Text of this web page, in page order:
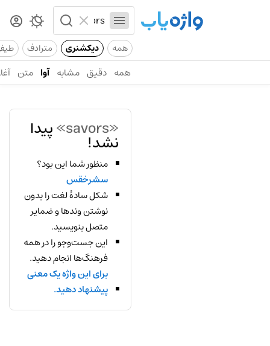
همه دیکشنری مترادف
همه دقیق مشابه آوا متن
«savors» پیدا
نشد!
منظور شما این بود؟
سشرخقس
شکل سادهٔ لغت را بدون
نوشتن وندها و ضمایر
متصل بنویسید.
این جست‌وجو را در همه
فرهنگ‌ها انجام دهید.
برای این واژه یک معنی
پیشنهاد دهید.